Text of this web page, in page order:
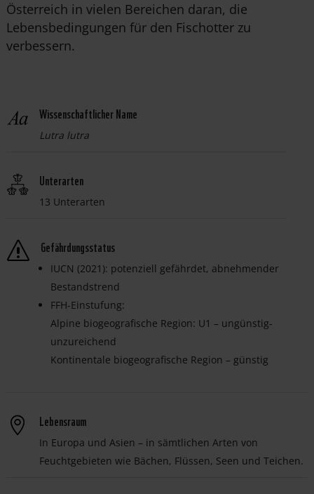
Österreich in vielen Bereichen daran, die
Lebensbedingungen für den Fischotter zu
verbessern.
Wissenschaftlicher Name
Lutra lutra
Unterarten
13 Unterarten
s Gefährdungsstatus
IUCN (2021): potenziell gefährdet, abnehmender
Bestandstrend
FFH-Einstufung:
Alpine biogeografische Region: U1 – ungünstig-
unzureichend
Kontinentale biogeografische Region – günstig
Lebensraum
In Europa und Asien – in sämtlichen Arten von
Feuchtgebieten wie Bächen, Flüssen, Seen und Teichen.